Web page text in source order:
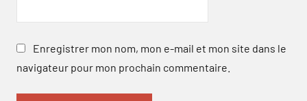
Enregistrer mon nom, mon e-mail et mon site dans le
navigateur pour mon prochain commentaire.